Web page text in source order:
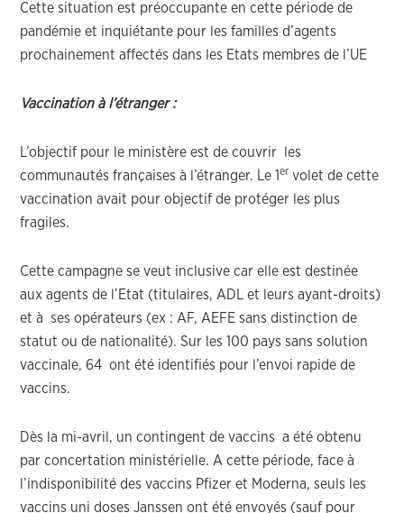
Cette situation est préoccupante en cette période de
pandémie et inquiétante pour les familles d’agents
prochainement affectés dans les Etats membres de l’UE
Vaccination à l’étranger :
L’objectif pour le ministère est de couvrir les
communautés françaises à l’étranger. Le 1er volet de cette
vaccination avait pour objectif de protéger les plus
fragiles.
Cette campagne se veut inclusive car elle est destinée
aux agents de l’Etat (titulaires, ADL et leurs ayant-droits)
et à ses opérateurs (ex : AF, AEFE sans distinction de
statut ou de nationalité). Sur les 100 pays sans solution
vaccinale, 64 ont été identifiés pour l’envoi rapide de
vaccins.
Dès la mi-avril, un contingent de vaccins a été obtenu
par concertation ministérielle. A cette période, face à
l’indisponibilité des vaccins Pfizer et Moderna, seuls les
vaccins uni doses Janssen ont été envoyés (sauf pour